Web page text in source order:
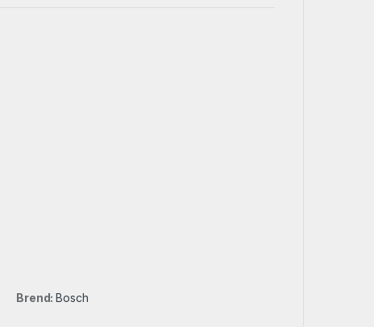
Brend:Bosch